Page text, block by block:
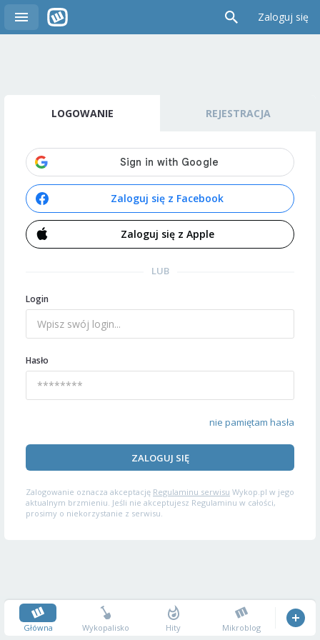
Zaloguj się
LOGOWANIE REJESTRACJA
Zaloguj się z Facebook
Zaloguj się z Apple
LUB
Login
Hasło
nie pamiętam hasła
ZALOGUJ SIĘ
Zalogowanie oznacza akceptację Regulaminu serwisu Wykop.pl w jego
aktualnym brzmieniu. Jeśli nie akceptujesz Regulaminu w całości,
prosimy o niekorzystanie z serwisu.
Główna Wykopalisko Hity Mikroblog